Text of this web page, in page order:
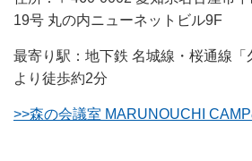
19号 丸の内ニューネットビル9F
最寄り駅：地下鉄 名城線・桜通線「
より徒歩約2分
>>森の会議室 MARUNOUCHI